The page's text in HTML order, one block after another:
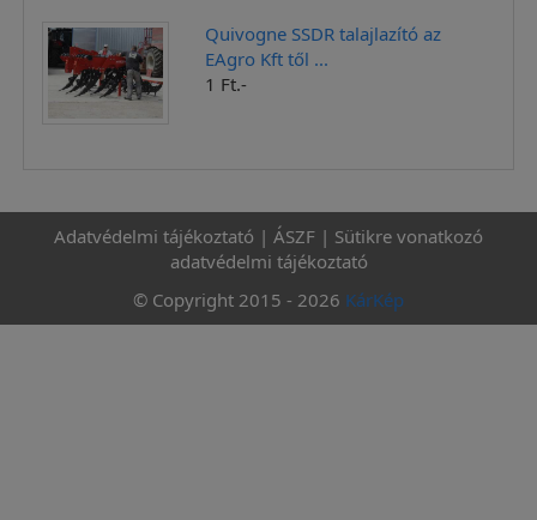
Quivogne SSDR talajlazító az
EAgro Kft től ...
1 Ft.-
Adatvédelmi tájékoztató | ÁSZF | Sütikre vonatkozó
adatvédelmi tájékoztató
© Copyright 2015 - 2026 KárKép